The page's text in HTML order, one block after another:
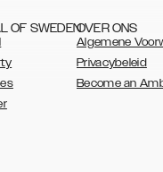
OF SWEDENOVER ONS
Algemene
Privacybeleid
Become an